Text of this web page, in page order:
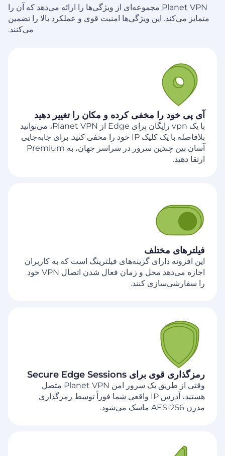
Planet VPN مجموعه‌ای از ویژگی‌ها را ارائه می‌دهد که آن را
متمایز می‌کند. این ویژگی‌ها امنیت قوی و عملکرد بالا را تضمین
می‌کنند.
آی پی خود را مخفی کرده و مکان را تغییر دهید
با یک vpn رایگان برای Edge از Planet VPN، می‌توانید
بلافاصله با یک کلیک IP خود را مخفی کنید. برای جابه‌جایی
آسان بین چندین سرور در سراسر جهان، به Premium
ارتقا دهید.
فیلترهای مختلف
این افزونه دارای گزینه‌های فیلترینگ است که به کاربران
اجازه می‌دهد محل و زمان فعال شدن اتصال VPN خود
را سفارشی‌سازی کنند.
رمزگذاری قوی برای Secure Edge Sessions
وقتی از طریق یک سرور امن Planet VPN متصل
هستید، آدرس IP واقعی شما فوراً توسط رمزگذاری
مدرن AES-256 ماسک می‌شود.